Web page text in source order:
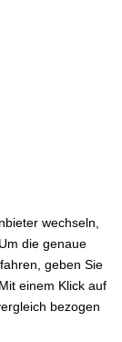
wechseln,
die genaue
geben Sie
einem Klick auf
bezogen